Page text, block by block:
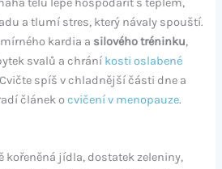
tělu lépe hospodařit s teplem,
a tlumí stres, který návaly spouští.
kardia a silového tréninku,
svalů a chrání kosti oslabené
spíš v chladnější části dne a
článek ocvičení v menopauze.
kořeněná jídla, dostatek zeleniny,